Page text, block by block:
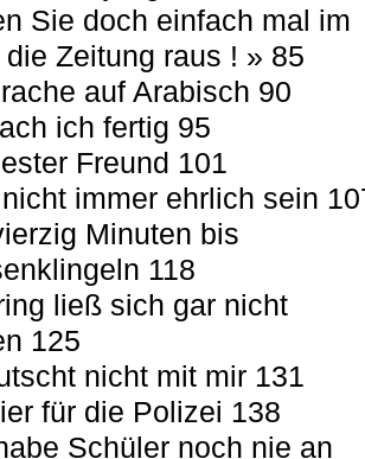
Sie doch einfach mal im
Zeitung raus ! » 85
auf Arabisch 90
ich fertig 95
Freund 101
immer ehrlich sein
Minuten bis
118
ließ sich gar nicht
125
nicht mit mir 131
für die Polizei 138
Schüler noch nie an